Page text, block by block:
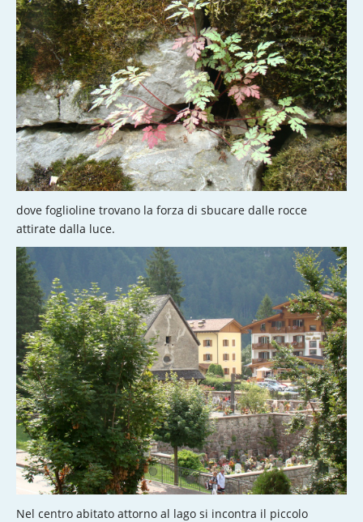
dove foglioline trovano la forza di sbucare dalle rocce
attirate dalla luce.
Nel centro abitato attorno al lago si incontra il piccolo